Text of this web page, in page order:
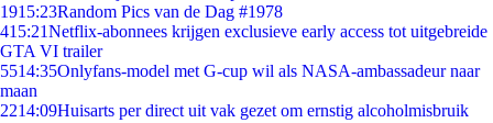
1915:23Random Pics van de Dag #1978
415:21Netflix-abonnees krijgen exclusieve early access tot uitgebreide
GTA VI trailer
5514:35Onlyfans-model met G-cup wil als NASA-ambassadeur naar
maan
2214:09Huisarts per direct uit vak gezet om ernstig alcoholmisbruik